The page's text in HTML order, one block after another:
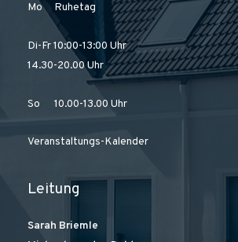
Mo Ruhetag
Di-Fr 10:00-13:00 Uhr
14.30-20.00 Uhr
So 10.00-13.00 Uhr
Veranstaltungs-Kalender
Leitung
Sarah Briemle